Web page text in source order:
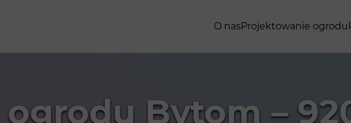
O nasProjektowanie ogrodu
Bytom –